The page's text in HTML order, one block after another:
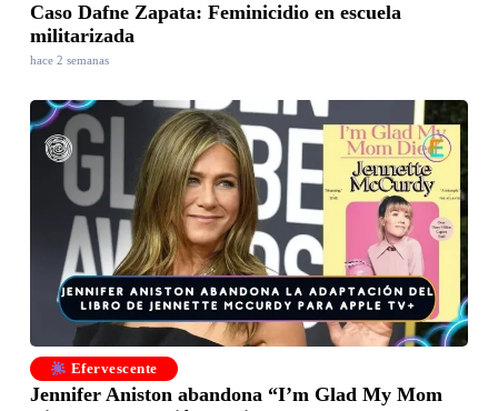
Caso Dafne Zapata: Feminicidio en escuela
militarizada
hace 2 semanas
Efervescente
Jennifer Aniston abandona “I’m Glad My Mom